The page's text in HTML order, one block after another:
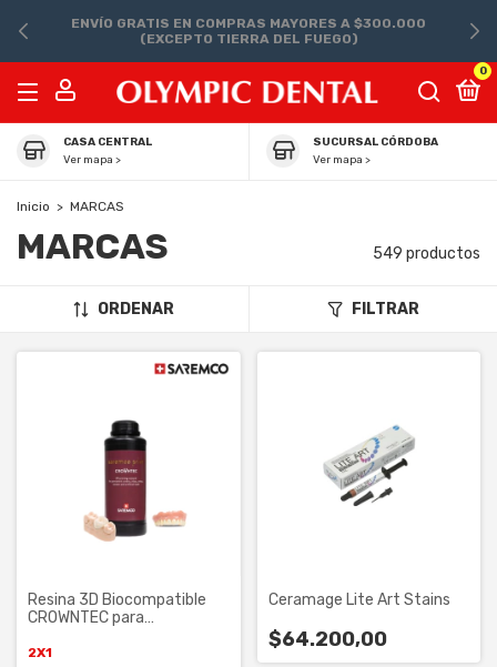
ENVÍO GRATIS EN COMPRAS MAYORES A $300.000
(EXCEPTO TIERRA DEL FUEGO)
0
CASA CENTRAL
Ver mapa >
SUCURSAL CÓRDOBA
Ver mapa >
Inicio > MARCAS
MARCAS 549 productos
ORDENAR FILTRAR
Resina 3D Biocompatible
CROWNTEC para
Permanentes
2X1
Ceramage Lite Art Stains
$64.200,00